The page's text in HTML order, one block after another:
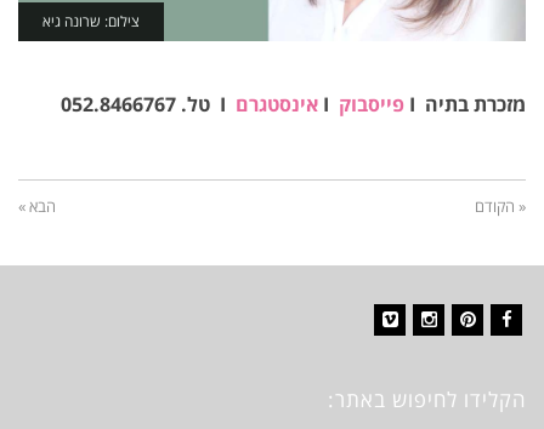
צילום: שרונה גיא
צילום: שי אדם
מזכרת בתיה I פייסבוק I אינסטגרם
« הקודם הבא »
הקלידו לחיפוש באתר: